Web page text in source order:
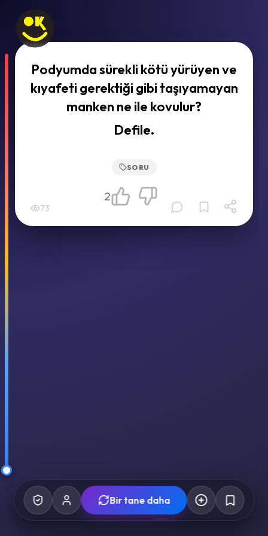
Podyumda sürekli kötü yürüyen ve
kıyafeti gerektiği gibi taşıyamayan
manken ne ile kovulur?
Defile.
SORU
73
2
Bir tane daha